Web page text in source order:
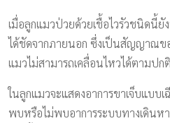
เมื่อลูกแมวป่วยด้วยเชื้อไวรัวชนิดนี้ยั
ได้ชัดจากภายนอก ซึ่งเป็นสัญญาณข
แมวไม่สามารถเคลื่อนไหวได้ตามปกติ
ในลูกแมวจะแสดงอาการขาเจ็บแบบ
พบหรือไม่พบอาการระบบทางเดินห